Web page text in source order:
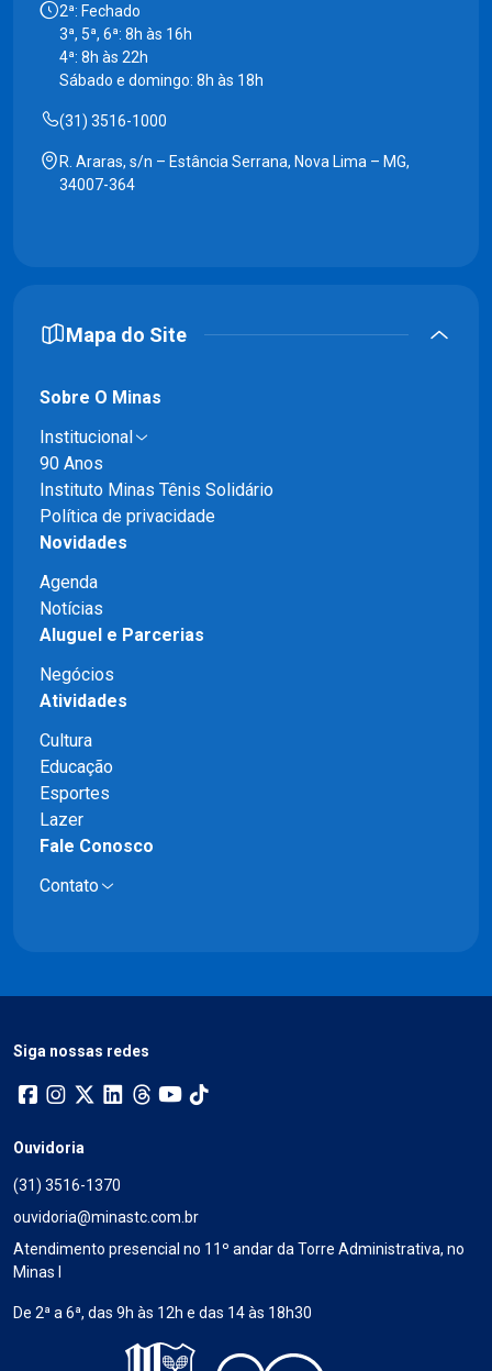
2ª: Fechado
3ª, 5ª, 6ª: 8h às 16h
4ª: 8h às 22h
Sábado e domingo: 8h às 18h
(31) 3516-1000
R. Araras, s/n – Estância Serrana, Nova Lima – MG,
34007-364
Mapa do Site
Sobre O Minas
Institucional
90 Anos
Instituto Minas Tênis Solidário
Política de privacidade
Novidades
Agenda
Notícias
Aluguel e Parcerias
Negócios
Atividades
Cultura
Educação
Esportes
Lazer
Fale Conosco
Contato
Siga nossas redes
Ouvidoria
(31) 3516-1370
ouvidoria@minastc.com.br
Atendimento presencial no 11º andar da Torre Administrativa, no
Minas I
De 2ª a 6ª, das 9h às 12h e das 14 às 18h30